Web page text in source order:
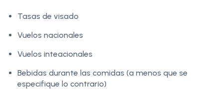
Tasas de visado
Vuelos nacionales
Vuelos inteacionales
Bebidas durante las comidas (a menos que se
especifique lo contrario)